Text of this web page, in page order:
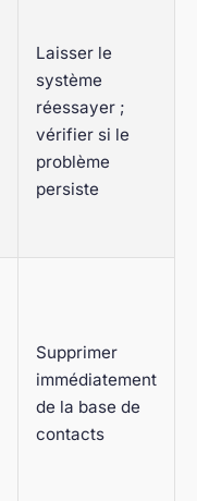
Laisser le
système
réessayer ;
vérifier si le
problème
persiste
Supprimer
immédiatement
de la base de
contacts